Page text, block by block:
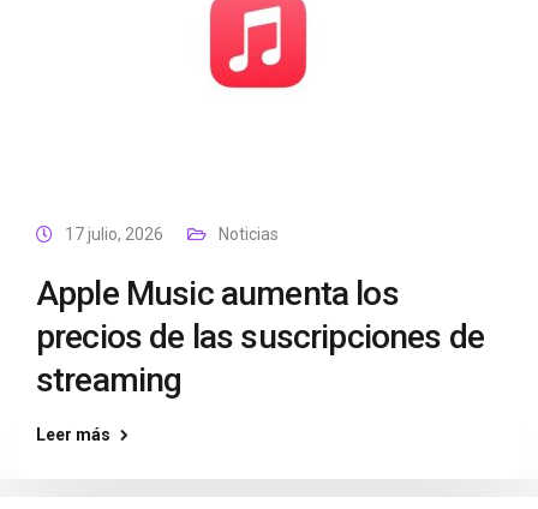
17 julio, 2026 Noticias
Apple Music aumenta los
precios de las suscripciones de
streaming
Leer más